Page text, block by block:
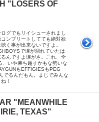
"LOSERS OF
グでもリイシューされまし
ンプリートしてても絶対欲
く事が出来ないですよ。
で涙が涸れていたは
んですよ涙がさ。これ、全
いや勝ち越すかもな勢いな
もEFFIGIESもPEG
でるんだもん。まじでみんな
！
"MEANWHILE
TEXAS"